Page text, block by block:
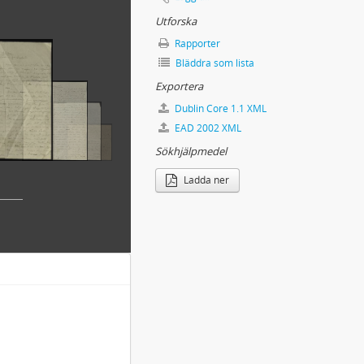
Utforska
Rapporter
Bläddra som lista
Exportera
Dublin Core 1.1 XML
EAD 2002 XML
Sökhjälpmedel
Ladda ner